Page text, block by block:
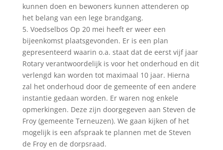
kunnen doen en bewoners kunnen attenderen op
het belang van een lege brandgang.
5. Voedselbos Op 20 mei heeft er weer een
bijeenkomst plaatsgevonden. Er is een plan
gepresenteerd waarin o.a. staat dat de eerst vijf jaar
Rotary verantwoordelijk is voor het onderhoud en dit
verlengd kan worden tot maximaal 10 jaar. Hierna
zal het onderhoud door de gemeente of een andere
instantie gedaan worden. Er waren nog enkele
opmerkingen. Deze zijn doorgegeven aan Steven de
Froy (gemeente Terneuzen). We gaan kijken of het
mogelijk is een afspraak te plannen met de Steven
de Froy en de dorpsraad.